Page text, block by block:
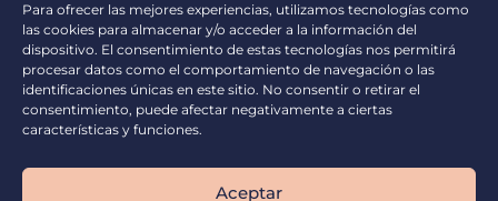
Para ofrecer las mejores experiencias, utilizamos tecnologías como
las cookies para almacenar y/o acceder a la información del
dispositivo. El consentimiento de estas tecnologías nos permitirá
procesar datos como el comportamiento de navegación o las
identificaciones únicas en este sitio. No consentir o retirar el
consentimiento, puede afectar negativamente a ciertas
características y funciones.
Aceptar
675 764 634